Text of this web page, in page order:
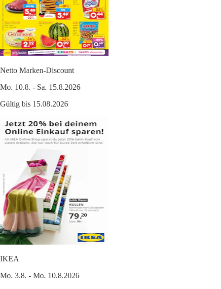
Netto Marken-Discount
Mo. 10.8. - Sa. 15.8.2026
Gültig bis 15.08.2026
IKEA
Mo. 3.8. - Mo. 10.8.2026